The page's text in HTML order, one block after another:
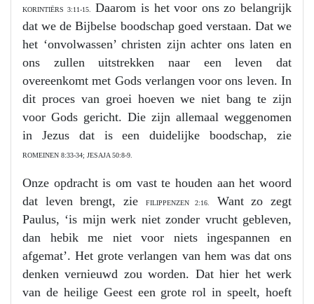
KORINTIËRS 3:11-15.
Daarom is het voor ons zo belangrijk
dat we de Bijbelse boodschap goed verstaan. Dat we
het ‘onvolwassen’ christen zijn achter ons laten en
ons zullen uitstrekken naar een leven dat
overeenkomt met Gods verlangen voor ons leven. In
dit proces van groei hoeven we niet bang te zijn
voor Gods gericht. Die zijn allemaal weggenomen
in Jezus dat is een duidelijke boodschap, zie
ROMEINEN 8:33-34; JESAJA 50:8-9.
Onze opdracht is om vast te houden aan het woord
dat leven brengt, zie
FILIPPENZEN 2:16.
Want zo zegt
Paulus, ‘is mijn werk niet zonder vrucht gebleven,
dan hebik me niet voor niets ingespannen en
afgemat’. Het grote verlangen van hem was dat ons
denken vernieuwd zou worden. Dat hier het werk
van de heilige Geest een grote rol in speelt, hoeft